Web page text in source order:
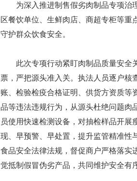
为深入推进制售假劣肉制品专项治理
区餐饮单位、生鲜肉店、商超专柜等重
守护群众饮食安全。
此次专项行动紧盯肉制品质量安全关
票，严把源头准入关。执法人员逐户核
账、检验检疫合格证明、供货方资质等
品等违法违规行为，从源头杜绝问题肉
员使用快速检测设备，对抽检样品开
现、早预警、早处置，提升监管精准性
食品安全法律法规，督促商户严格落实
觉抵制假冒伪劣产品，共同维护安全有